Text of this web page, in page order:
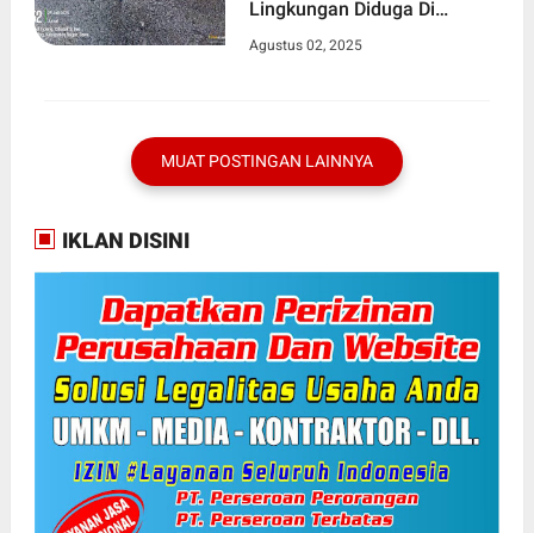
Lingkungan Diduga Di
Pemdes Cimayang
Agustus 02, 2025
MUAT POSTINGAN LAINNYA
IKLAN DISINI